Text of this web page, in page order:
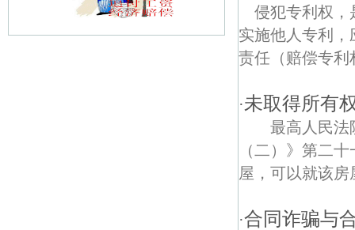
侵犯专利权，
实施他人专利
责任（赔偿专利
·未取得所有
最高人民法
（二）》第二
屋，可以就该
·合同诈骗与